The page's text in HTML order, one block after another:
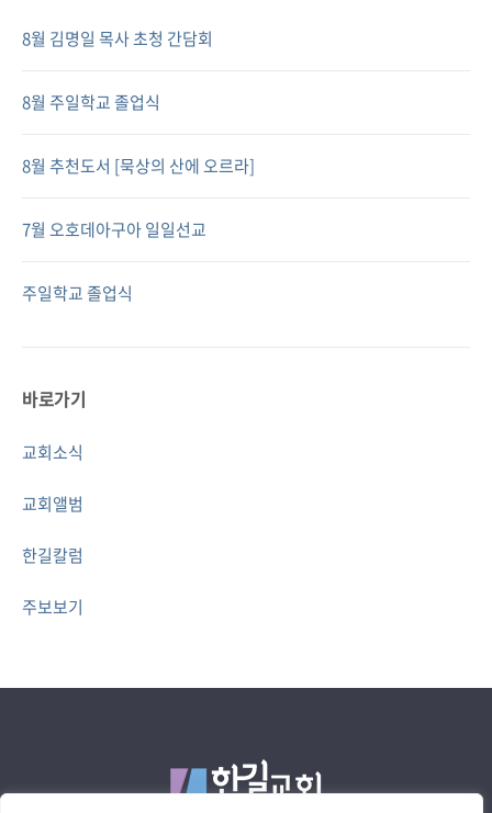
8월 김명일 목사 초청 간담회
8월 주일학교 졸업식
8월 추천도서 [묵상의 산에 오르라]
7월 오호데아구아 일일선교
주일학교 졸업식
바로가기
교회소식
교회앨범
한길칼럼
주보보기